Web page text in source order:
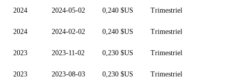
2024 2024-05-02 0,240 $US Trimestriel
2024 2024-02-02 0,240 $US Trimestriel
2023 2023-11-02 0,230 $US Trimestriel
2023 2023-08-03 0,230 $US Trimestriel